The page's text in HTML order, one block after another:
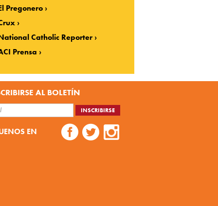
Pregonero
Catholic Reporter
Prensa
AL BOLETÍN
EN